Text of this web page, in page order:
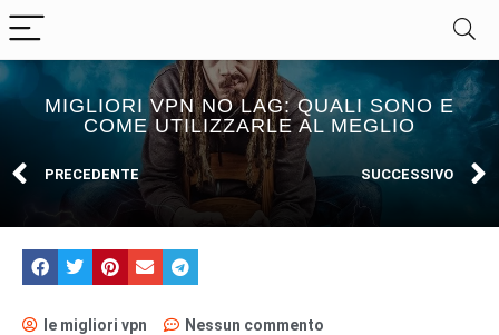
MIGLIORI VPN NO LAG: QUALI SONO E
COME UTILIZZARLE AL MEGLIO
PRECEDENTE SUCCESSIVO
le migliori vpn
Nessun commento